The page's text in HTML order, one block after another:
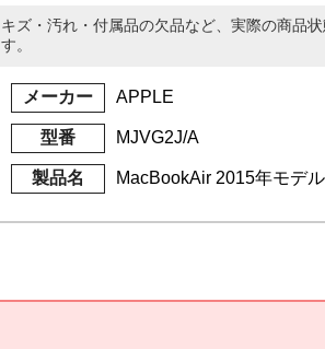
キズ・汚れ・付属品の欠品など、実際の商品
す。
メーカー APPLE
型番 MJVG2J/A
製品名 MacBookAir 2015年モデ